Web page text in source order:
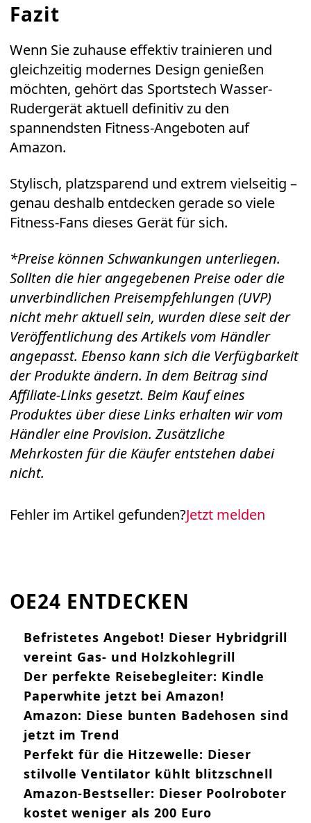
Fazit
Wenn Sie zuhause effektiv trainieren und
gleichzeitig modernes Design genießen
möchten, gehört das Sportstech Wasser-
Rudergerät aktuell definitiv zu den
spannendsten Fitness-Angeboten auf
Amazon.
Stylisch, platzsparend und extrem vielseitig –
genau deshalb entdecken gerade so viele
Fitness-Fans dieses Gerät für sich.
*Preise können Schwankungen unterliegen.
Sollten die hier angegebenen Preise oder die
unverbindlichen Preisempfehlungen (UVP)
nicht mehr aktuell sein, wurden diese seit der
Veröffentlichung des Artikels vom Händler
angepasst. Ebenso kann sich die Verfügbarkeit
der Produkte ändern. In dem Beitrag sind
Affiliate-Links gesetzt. Beim Kauf eines
Produktes über diese Links erhalten wir vom
Händler eine Provision. Zusätzliche
Mehrkosten für die Käufer entstehen dabei
nicht.
Fehler im Artikel gefunden?Jetzt melden
OE24 ENTDECKEN
Befristetes Angebot! Dieser Hybridgrill
vereint Gas- und Holzkohlegrill
Der perfekte Reisebegleiter: Kindle
Paperwhite jetzt bei Amazon!
Amazon: Diese bunten Badehosen sind
jetzt im Trend
Perfekt für die Hitzewelle: Dieser
stilvolle Ventilator kühlt blitzschnell
Amazon-Bestseller: Dieser Poolroboter
kostet weniger als 200 Euro